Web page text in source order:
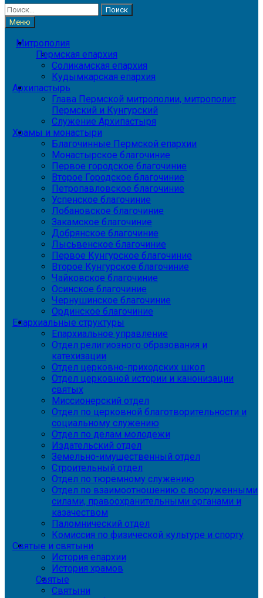
Найти:
Меню
Митрополия
Пермская епархия
Соликамская епархия
Кудымкарская епархия
Архипастырь
Глава Пермской митрополии, митрополит
Пермский и Кунгурский
Служение Архипастыря
Храмы и монастыри
Благочинные Пермской епархии
Монастырское благочиние
Первое городское благочиние
Второе Городское благочиние
Петропавловское благочиние
Успенское благочиние
Лобановское благочиние
Закамское благочиние
Добрянское благочиние
Лысьвенское благочиние
Первое Кунгурское благочиние
Второе Кунгурское благочиние
Чайковское благочиние
Осинское благочиние
Чернушинское благочиние
Ординское благочиние
Епархиальные структуры
Епархиальное управление
Отдел религиозного образования и
катехизации
Отдел церковно-приходских школ
Отдел церковной истории и канонизации
святых
Миссионерский отдел
Отдел по церковной благотворительности и
социальному служению
Отдел по делам молодежи
Издательский отдел
Земельно-имущественный отдел
Строительный отдел
Отдел по тюремному служению
Отдел по взаимоотношению с вооруженными
силами, правоохранительными органами и
казачеством
Паломнический отдел
Комиссия по физической культуре и спорту
Святые и святыни
История епархии
История храмов
Святые
Святыни